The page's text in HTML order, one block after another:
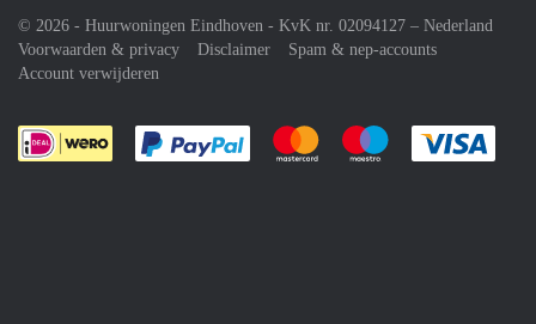
© 2026 - Huurwoningen Eindhoven - KvK nr. 02094127 – Nederland
Voorwaarden & privacy
Disclaimer
Spam & nep-accounts
Account verwijderen
Je rekent gemakkelijk af met Paypal
Je rekent gemakkelijk af met
Je rekent